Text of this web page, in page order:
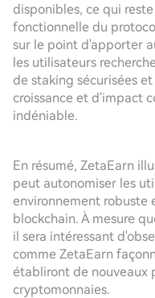
disponibles, ce qui
fonctionnelle du
sur le point d'apporter
les utilisateurs
de staking sécurisées
croissance et d'impact
indéniable.
En résumé, ZetaEarn
peut autonomiser les
environnement robuste
blockchain. À mesure
il sera intéressant
comme ZetaEarn
établiront de nouveaux
cryptomonnaies.